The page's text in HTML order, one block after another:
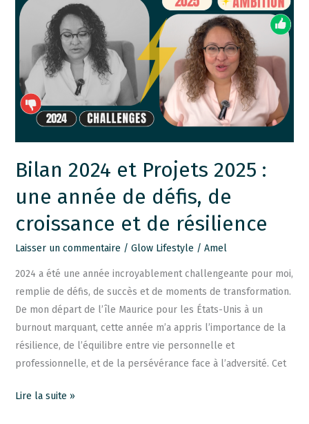
Bilan 2024 et Projets 2025 :
une année de défis, de
croissance et de résilience
Laisser un commentaire / Glow Lifestyle / Amel
2024 a été une année incroyablement challengeante pour moi,
remplie de défis, de succès et de moments de transformation.
De mon départ de l’île Maurice pour les États-Unis à un
burnout marquant, cette année m’a appris l’importance de la
résilience, de l’équilibre entre vie personnelle et
professionnelle, et de la persévérance face à l’adversité. Cet
2024
Projets
2025
une
année
de
croissance
de
résilience
Lire la suite »